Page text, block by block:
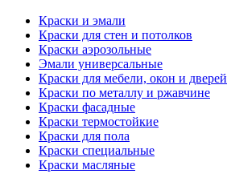
Краски и эмали
Краски для стен и потолков
Краски аэрозольные
Эмали универсальные
Краски для мебели, окон и дверей
Краски по металлу и ржавчине
Краски фасадные
Краски термостойкие
Краски для пола
Краски специальные
Краски масляные